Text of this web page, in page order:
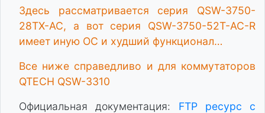
Здесь рассматривается серия QSW-3750-
28TX-AC, а вот серия QSW-3750-52T-AC-R
имеет иную ОС и худший функционал…
Все ниже справедливо и для коммутаторов
QTECH QSW-3310
Официальная документация: FTP ресурс с